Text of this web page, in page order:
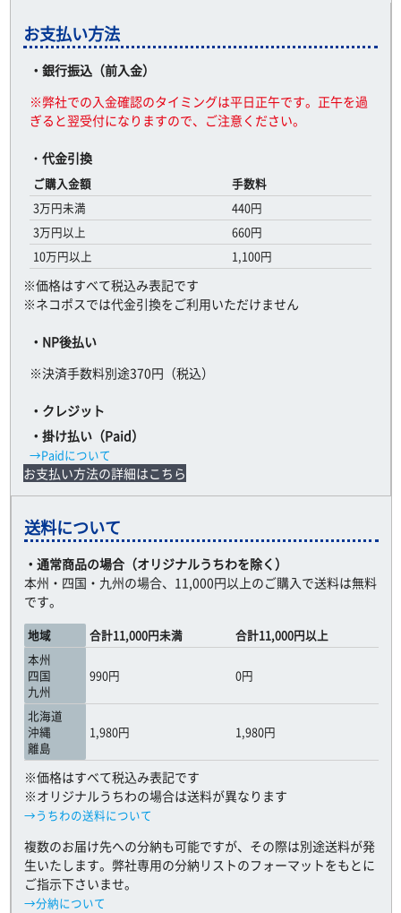
お支払い方法
・銀行振込（前入金）
※弊社での入金確認のタイミングは平日正午です。正午を過
ぎると翌受付になりますので、ご注意ください。
・ 代金引換
ご購入金額
手数料
3万円未満
440円
3万円以上
660円
10万円以上
1,100円
※価格はすべて税込み表記です
※ネコポスでは代金引換をご利用いただけません
・NP後払い
※決済手数料別途370円（税込）
・クレジット
・掛け払い（Paid）
→Paidについて
お支払い方法の詳細はこちら
送料について
・通常商品の場合（オリジナルうちわを除く）
本州・四国・九州の場合、11,000円以上のご購入で送料は無料
です。
地域 合計11,000円未満
合計11,000円以上
本州
四国
九州
990円 0円
北海道
沖縄
離島
1,980円 1,980円
※価格はすべて税込み表記です
※オリジナルうちわの場合は送料が異なります
→うちわの送料について
複数のお届け先への分納も可能ですが、その際は別途送料が発
生いたします。弊社専用の分納リストのフォーマットをもとに
ご指示下さいませ。
→分納について